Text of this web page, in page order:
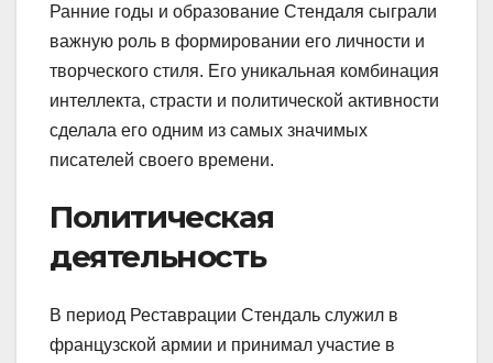
Ранние годы и образование Стендаля сыграли
важную роль в формировании его личности и
творческого стиля. Его уникальная комбинация
интеллекта, страсти и политической активности
сделала его одним из самых значимых
писателей своего времени.
Политическая
деятельность
В период Реставрации Стендаль служил в
французской армии и принимал участие в